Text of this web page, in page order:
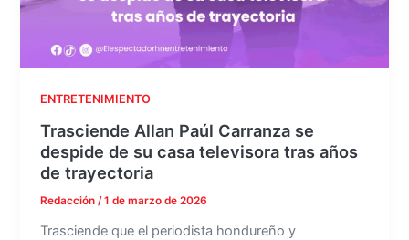
ENTRETENIMIENTO
Trasciende Allan Paúl Carranza se
despide de su casa televisora tras años
de trayectoria
Redacción/1 de marzo de 2026
Trasciende que el periodista hondureño y